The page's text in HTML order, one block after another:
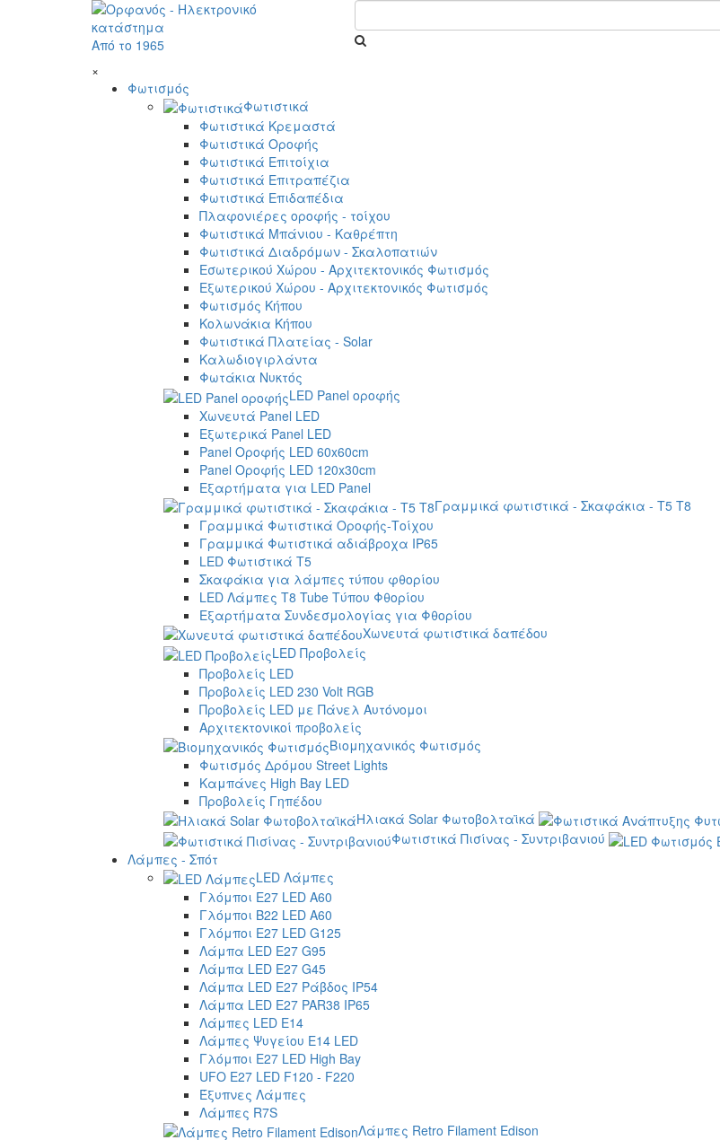
Από το 1965
×
Φωτισμός
Φωτιστικά
Φωτιστικά Κρεμαστά
Φωτιστικά Οροφής
Φωτιστικά Επιτοίχια
Φωτιστικά Επιτραπέζια
Φωτιστικά Επιδαπέδια
Πλαφονιέρες οροφής - τοίχου
Φωτιστικά Μπάνιου - Καθρέπτη
Φωτιστικά Διαδρόμων - Σκαλοπατιών
Εσωτερικού Χώρου - Αρχιτεκτονικός Φωτισμός
Εξωτερικού Χώρου - Αρχιτεκτονικός Φωτισμός
Φωτισμός Κήπου
Κολωνάκια Κήπου
Φωτιστικά Πλατείας - Solar
Καλωδιογιρλάντα
Φωτάκια Νυκτός
LED Panel οροφής
Χωνευτά Panel LED
Εξωτερικά Panel LED
Panel Οροφής LED 60x60cm
Panel Οροφής LED 120x30cm
Εξαρτήματα για LED Panel
Γραμμικά φωτιστικά - Σκαφάκια - Τ5 T8
Γραμμικά Φωτιστικά Οροφής-Τοίχου
Γραμμικά Φωτιστικά αδιάβροχα IP65
LED Φωτιστικά T5
Σκαφάκια για λάμπες τύπου φθορίου
LED Λάμπες T8 Tube Τύπου Φθορίου
Εξαρτήματα Συνδεσμολογίας για Φθορίου
Χωνευτά φωτιστικά δαπέδου
LED Προβολείς
Προβολείς LED
Προβολείς LED 230 Volt RGB
Προβολείς LED με Πάνελ Αυτόνομοι
Αρχιτεκτονικοί προβολείς
Βιομηχανικός Φωτισμός
Φωτισμός Δρόμου Street Lights
Καμπάνες High Bay LED
Προβολείς Γηπέδου
Ηλιακά Solar Φωτοβολταϊκά
Φωτιστικά Πισίνας - Συντριβανιού
Λάμπες - Σπότ
LED Λάμπες
Γλόμποι E27 LED A60
Γλόμποι B22 LED A60
Γλόμποι E27 LED G125
Λάμπα LED E27 G95
Λάμπα LED E27 G45
Λάμπα LED E27 Ράβδος IP54
Λάμπα LED E27 PAR38 IP65
Λάμπες LED E14
Λάμπες Ψυγείου E14 LED
Γλόμποι E27 LED High Bay
UFO E27 LED F120 - F220
Έξυπνες Λάμπες
Λάμπες R7S
Λάμπες Retro Filament Edison